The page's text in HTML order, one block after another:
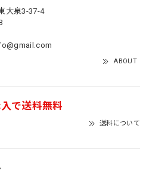
大泉3-37-4
ABOUT
で送料無料
送料について